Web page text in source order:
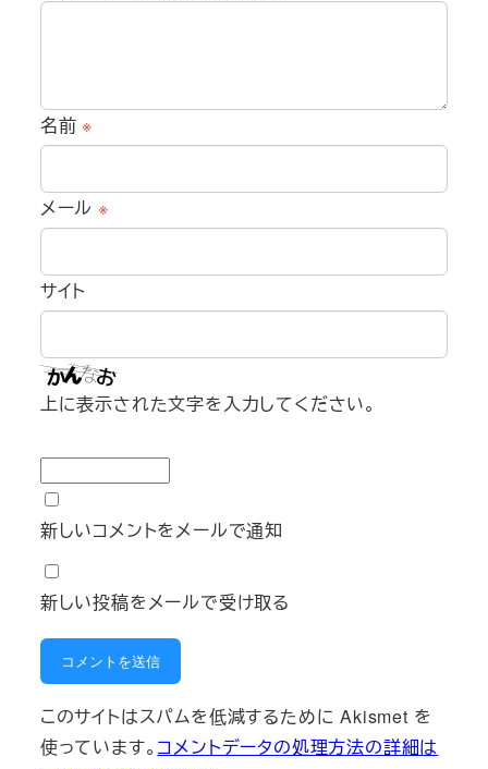
名前※
メール ※
サイト
上に表示された文字を入力してください。
新しいコメントをメールで通知
新しい投稿をメールで受け取る
このサイトはスパムを低減するために Akismet を
使っています。 コメントデータの処理方法の詳細は